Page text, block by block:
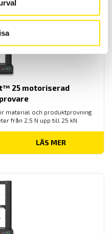
25 motoriserad
material och produktprovning
från 2,5 N upp till 25 kN
LÄS MER